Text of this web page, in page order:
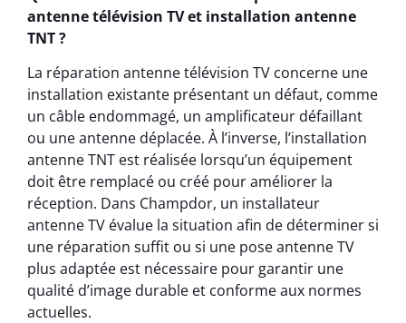
antenne télévision TV et installation antenne
TNT ?
La réparation antenne télévision TV concerne une
installation existante présentant un défaut, comme
un câble endommagé, un amplificateur défaillant
ou une antenne déplacée. À l’inverse, l’installation
antenne TNT est réalisée lorsqu’un équipement
doit être remplacé ou créé pour améliorer la
réception. Dans Champdor, un installateur
antenne TV évalue la situation afin de déterminer si
une réparation suffit ou si une pose antenne TV
plus adaptée est nécessaire pour garantir une
qualité d’image durable et conforme aux normes
actuelles.